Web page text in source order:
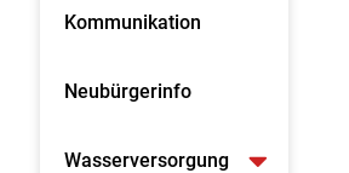
Kommunikation
Neubürgerinfo
Wasserversorgung